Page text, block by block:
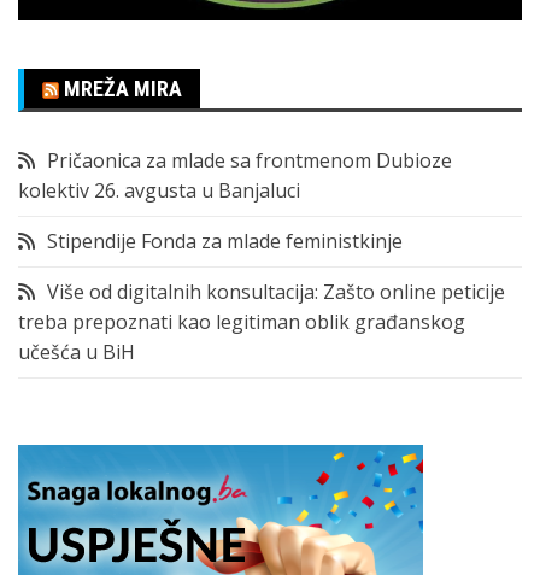
MREŽA MIRA
Pričaonica za mlade sa frontmenom Dubioze
kolektiv 26. avgusta u Banjaluci
Stipendije Fonda za mlade feministkinje
Više od digitalnih konsultacija: Zašto online peticije
treba prepoznati kao legitiman oblik građanskog
učešća u BiH